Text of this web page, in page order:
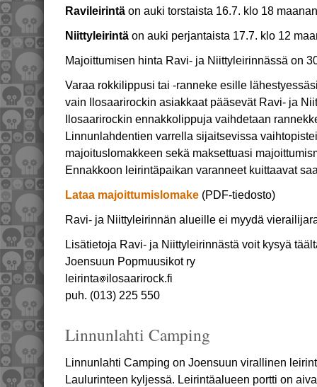
Ravileirintä on auki torstaista 16.7. klo 18
Niittyleirintä on auki perjantaista 17.7. klo 12
Majoittumisen hinta Ravi- ja Niittyleirinnässä on
Varaa rokkilippusi tai -ranneke esille
vain Ilosaarirockin asiakkaat pääsevät Ravi- ja
Ilosaarirockin ennakkolippuja vaihdetaan
Linnunlahdentien varrella sijaitsevissa
majoituslomakkeen sekä maksettuasi
Ennakkoon leirintäpaikan varanneet kuittaavat
Lataa majoittumislomake (PDF-tiedosto)
Ravi- ja Niittyleirinnän alueille ei myydä
Lisätietoja Ravi- ja Niittyleirinnästä voit kysyä
Joensuun Popmuusikot ry
leirinta
ilosaarirock.fi
puh. (013) 225 550
Linnunlahti Camping
Linnunlahti Camping on Joensuun virallinen
Laulurinteen kyljessä. Leirintäalueen portti on